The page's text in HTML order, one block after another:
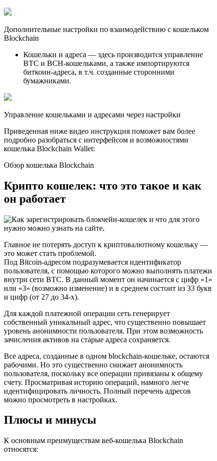
Дополнительные настройки по взаимодействию с кошельком
Blockchain
Кошельки и адреса — здесь производится управление
BTC и BCH-кошельками, а также импортируются
биткоин-адреса, в т.ч. созданные сторонними
бумажниками.
Управление кошельками и адресами через настройки
Приведенная ниже видео инструкция поможет вам более
подробно разобраться с интерфейсом и возможностями
кошелька Blockchain Wallet:
Обзор кошелька Blockchain
Крипто кошелек: что это такое и как
он работает
Главное не потерять доступ к криптовалютному кошельку —
это может стать проблемой.
Под Bitcoin-адресом подразумевается идентификатор
пользователя, с помощью которого можно выполнять платежи
внутри сети ВТС. В данный момент он начинается с цифр «1»
или «3» (возможно изменение) и в среднем состоит из 33 букв
и цифр (от 27 до 34-х).
Для каждой платежной операции сеть генерирует
собственный уникальный адрес, что существенно повышает
уровень анонимности пользователя. При этом возможность
зачисления активов на старые адреса сохраняется.
Все адреса, созданные в одном blockchain-кошельке, остаются
рабочими. Но это существенно снижает анонимность
пользователя, поскольку все операции привязаны к общему
счету. Просматривая историю операций, намного легче
идентифицировать личность. Полный перечень адресов
можно просмотреть в настройках.
Плюсы и минусы
К основным преимуществам веб-кошелька Blockchain
относятся: